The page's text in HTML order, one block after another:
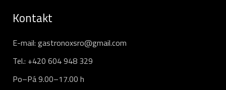
Kontakt
E-mail: gastronoxsro@gmail.com
Tel.: +420 604 948 329
Po–Pá 9.00–17.00 h